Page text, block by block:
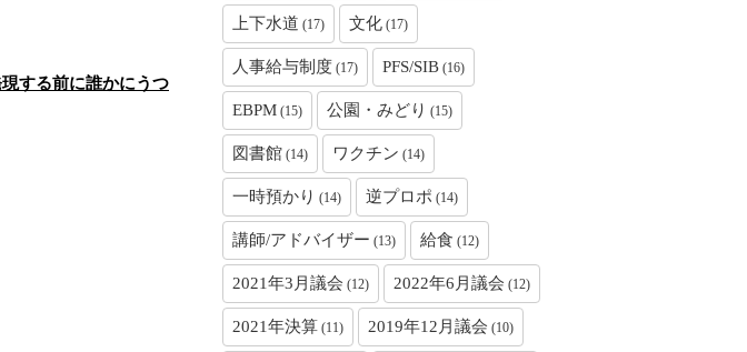
する前に誰かにうつ
上下水道 (17) 文化 (17)
人事給与制度 (17) PFS/SIB (16)
EBPM (15) 公園・みどり (15)
図書館 (14) ワクチン (14)
一時預かり (14) 逆プロポ (14)
講師/アドバイザー (13) 給食 (12)
2021年3月議会 (12) 2022年6月議会 (12)
2021年決算 (11) 2019年12月議会 (10)